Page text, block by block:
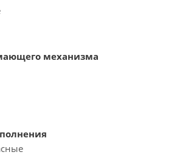
механизма